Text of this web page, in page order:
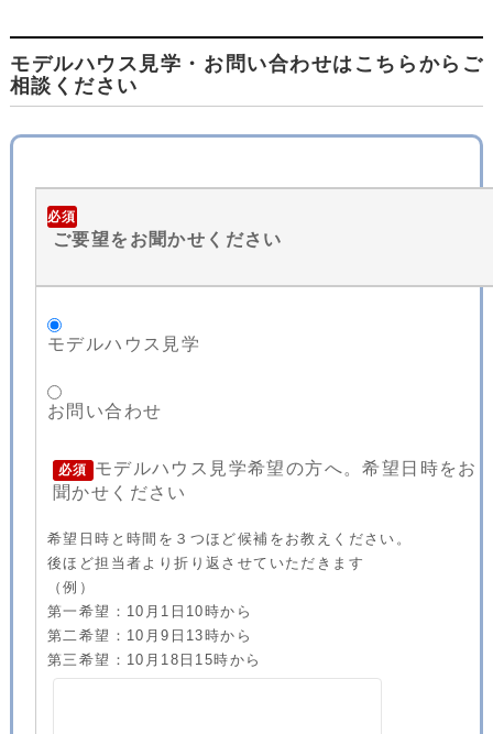
モデルハウス見学・お問い合わせはこちらからご
相談ください
必須
ご要望をお聞かせください
モデルハウス見学
お問い合わせ
必須
モデルハウス見学希望の方へ。希望日時をお
聞かせください
希望日時と時間を３つほど候補をお教えください。
後ほど担当者より折り返させていただきます
（例）
第一希望：10月1日10時から
第二希望：10月9日13時から
第三希望：10月18日15時から